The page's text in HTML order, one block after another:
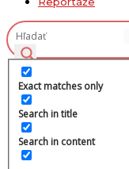
Exact matches only
Search in title
Search in content